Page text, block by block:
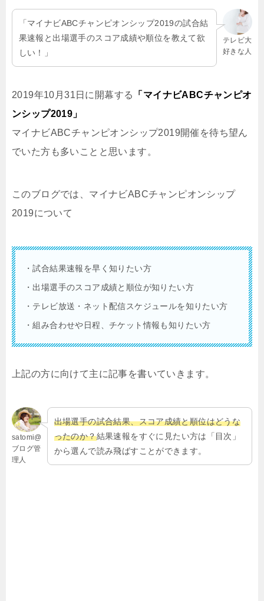
テレビ大
好きな人
「マイナビABCチャンピオンシップ2019の試合結
果速報と出場選手のスコア成績や順位を教えて欲
しい！」
2019年10月31日に開幕する
「マイナビABCチャンピオ
ンシップ2019」
マイナビABCチャンピオンシップ2019開催を待ち望ん
でいた方も多いことと思います。
このブログでは、マイナビABCチャンピオンシップ
2019について
・試合結果速報を早く知りたい方
・出場選手のスコア成績と順位が知りたい方
・テレビ放送・ネット配信スケジュールを知りたい方
・組み合わせや日程、チケット情報も知りたい方
上記の方に向けて主に記事を書いていきます。
satomi@
ブログ管
理人
出場選手の試合結果、スコア成績と順位はどうな
ったのか？結果速報をすぐに見たい方は「目次」
から選んで読み飛ばすことができます。